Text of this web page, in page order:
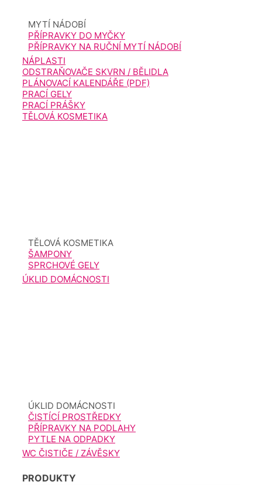
MYTÍ NÁDOBÍ
PŘÍPRAVKY DO MYČKY
PŘÍPRAVKY NA RUČNÍ MYTÍ NÁDOBÍ
NÁPLASTI
ODSTRAŇOVAČE SKVRN / BĚLIDLA
PLÁNOVACÍ KALENDÁŘE (PDF)
PRACÍ GELY
PRACÍ PRÁŠKY
TĚLOVÁ KOSMETIKA
TĚLOVÁ KOSMETIKA
ŠAMPONY
SPRCHOVÉ GELY
ÚKLID DOMÁCNOSTI
ÚKLID DOMÁCNOSTI
ČISTÍCÍ PROSTŘEDKY
PŘÍPRAVKY NA PODLAHY
PYTLE NA ODPADKY
WC ČISTIČE / ZÁVĚSKY
PRODUKTY